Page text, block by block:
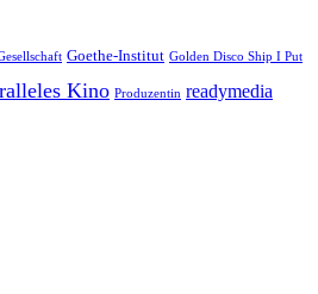
Goethe-Institut Golden Disco Ship I Put
Kino Produzentin readymedia